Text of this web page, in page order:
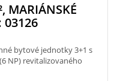
, MARIÁNSKÉ
03126
bytové jednotky 3+1 s
NP) revitalizovaného